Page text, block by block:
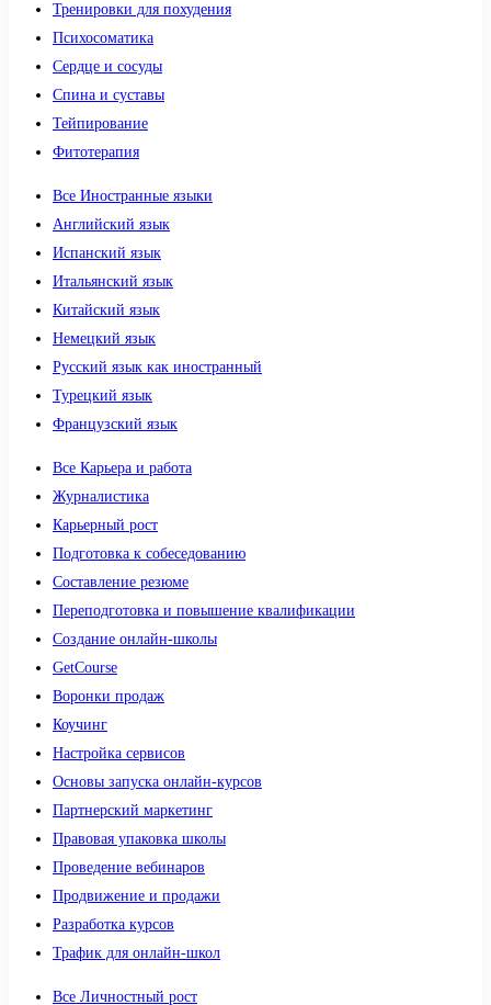
Тренировки для похудения
Психосоматика
Сердце и сосуды
Спина и суставы
Тейпирование
Фитотерапия
Все Иностранные языки
Английский язык
Испанский язык
Итальянский язык
Китайский язык
Немецкий язык
Русский язык как иностранный
Турецкий язык
Французский язык
Все Карьера и работа
Журналистика
Карьерный рост
Подготовка к собеседованию
Составление резюме
Переподготовка и повышение квалификации
Создание онлайн-школы
GetCourse
Воронки продаж
Коучинг
Настройка сервисов
Основы запуска онлайн-курсов
Партнерский маркетинг
Правовая упаковка школы
Проведение вебинаров
Продвижение и продажи
Разработка курсов
Трафик для онлайн-школ
Все Личностный рост